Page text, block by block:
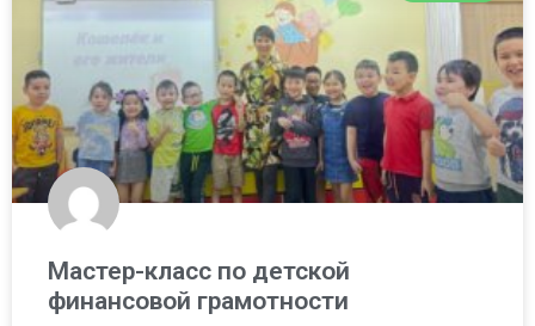
Мастер-класс по детской
финансовой грамотности